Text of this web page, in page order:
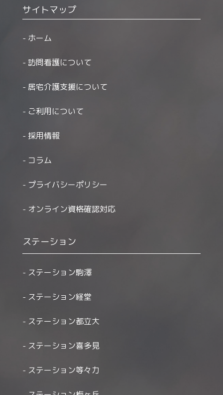
サイトマップ
ホーム
訪問看護について
居宅介護支援について
ご利用について
採用情報
コラム
プライバシーポリシー
オンライン資格確認対応
ステーション
ステーション駒澤
ステーション経堂
ステーション都立大
ステーション喜多見
ステーション等々力